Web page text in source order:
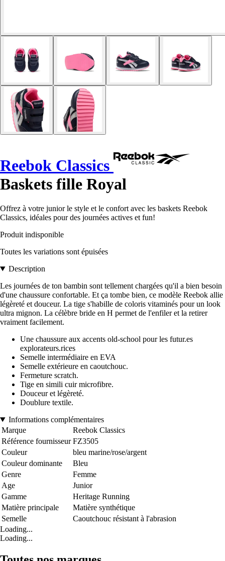
Reebok Classics
Baskets fille Royal
Offrez à votre junior le style et le confort avec les baskets Reebok
Classics, idéales pour des journées actives et fun!
Produit indisponible
Toutes les variations sont épuisées
Description
Les journées de ton bambin sont tellement chargées qu'il a bien besoin
d'une chaussure confortable. Et ça tombe bien, ce modèle Reebok allie
légèreté et douceur. La tige s'habille de coloris vitaminés pour un look
ultra mignon. La célèbre bride en H permet de l'enfiler et la retirer
vraiment facilement.
Une chaussure aux accents old-school pour les futur.es
explorateurs.rices
Semelle intermédiaire en EVA
Semelle extérieure en caoutchouc.
Fermeture scratch.
Tige en simili cuir microfibre.
Douceur et légèreté.
Doublure textile.
Informations complémentaires
Marque
Reebok Classics
Référence fournisseur FZ3505
Couleur
bleu marine/rose/argent
Couleur dominante
Bleu
Genre
Femme
Age
Junior
Gamme
Heritage Running
Matière principale
Matière synthétique
Semelle
Caoutchouc résistant à l'abrasion
Loading...
Loading...